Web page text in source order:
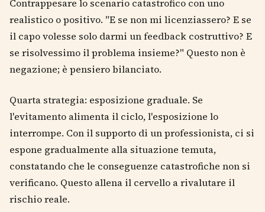
Contrappesare lo scenario catastrofico con uno
realistico o positivo. "E se non mi licenziassero? E se
il capo volesse solo darmi un feedback costruttivo? E
se risolvessimo il problema insieme?" Questo non è
negazione; è pensiero bilanciato.
Quarta strategia: esposizione graduale. Se
l'evitamento alimenta il ciclo, l'esposizione lo
interrompe. Con il supporto di un professionista, ci si
espone gradualmente alla situazione temuta,
constatando che le conseguenze catastrofiche non si
verificano. Questo allena il cervello a rivalutare il
rischio reale.